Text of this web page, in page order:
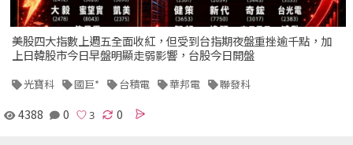
美股四大指數上週五全面收紅，但受到台指期夜盤重挫逾千點，加
上日韓股市今日早盤明顯走弱影響，台股今日開盤
光寶科 國巨* 台積電 華邦電 聯發科
4388 0 0